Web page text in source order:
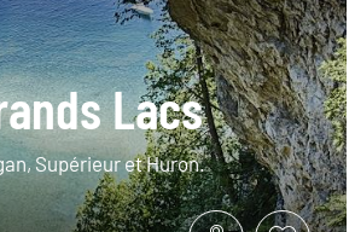
Lacs
Supérieur et Huron.